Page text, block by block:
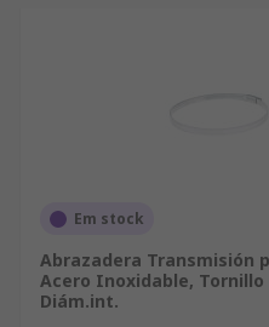
Em stock
Abrazadera Transmisión
Acero Inoxidable, Tornillo
Diám.int.